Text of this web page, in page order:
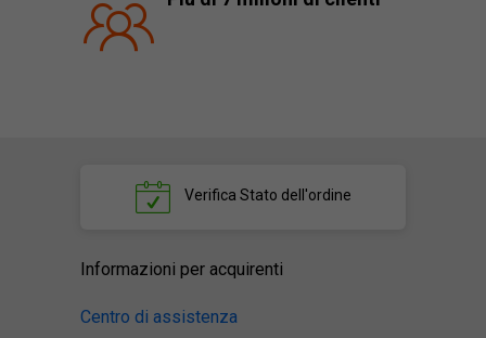
Verifica Stato dell'ordine
Informazioni per acquirenti
Centro di assistenza